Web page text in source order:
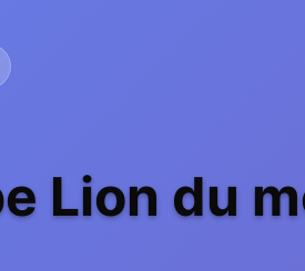
Lion du